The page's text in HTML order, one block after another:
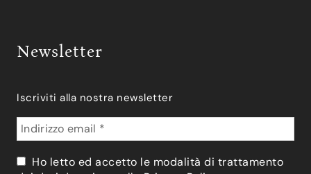
Newsletter
Iscriviti alla nostra newsletter
Ho letto ed accetto le modalità di trattamento